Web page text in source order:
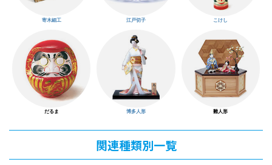
寄木細工 江戸切子 こけし
だるま 博多人形 雛人形
関連種類別一覧